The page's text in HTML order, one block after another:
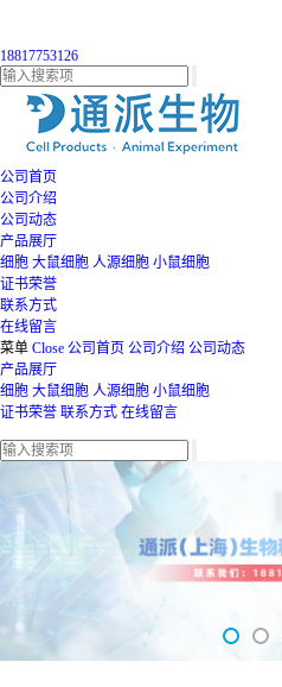
18817753126
公司首页
公司介绍
公司动态
产品展厅
细胞 大鼠细胞 人源细胞 小鼠细胞
证书荣誉
联系方式
在线留言
菜单 Close 公司首页 公司介绍 公司动态
产品展厅
细胞 大鼠细胞 人源细胞 小鼠细胞
证书荣誉 联系方式 在线留言